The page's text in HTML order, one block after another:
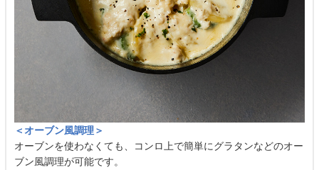
＜オーブン風調理＞
オーブンを使わなくても、コンロ上で簡単にグラタンなどのオー
ブン風調理が可能です。